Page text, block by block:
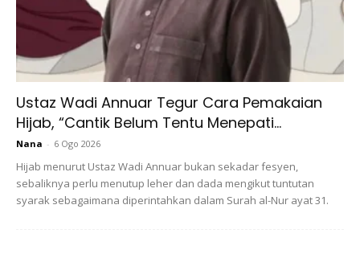
4. ASAM JAWA HILANGKAN PARUT
Ramas asam jawa bersama sedikit air. Bancuh sehingga
pekat, kemudian sapukan pada parut. Lakukan sekerap
mungkin, parut akan semakin pudar.
Ustaz Wadi Annuar Tegur Cara Pemakaian
Hijab, “Cantik Belum Tentu Menepati...
Nana - 6 Ogo 2026
Hijab menurut Ustaz Wadi Annuar bukan sekadar fesyen,
sebaliknya perlu menutup leher dan dada mengikut tuntutan
syarak sebagaimana diperintahkan dalam Surah al-Nur ayat 31.